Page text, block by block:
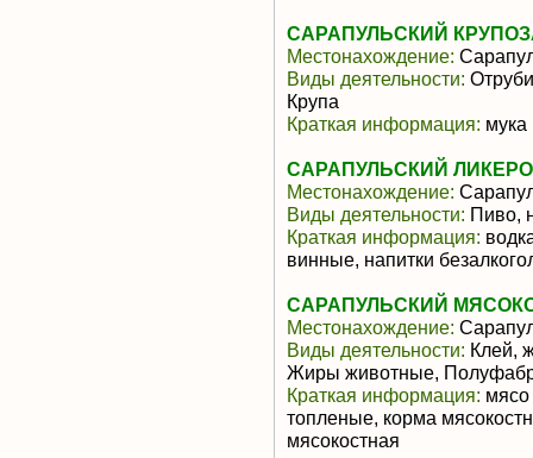
САРАПУЛЬСКИЙ
Местонахождение:
Виды деятельности:
Крупа
Краткая информация:
САРАПУЛЬСКИЙ
Местонахождение:
Виды деятельности: Пиво,
Краткая информация:
винные, напитки
САРАПУЛЬСКИЙ
Местонахождение:
Виды деятельности: Клей,
Жиры животные,
Краткая информация:
топленые, корма
мясокостная